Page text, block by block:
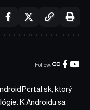
Follow:
ktorý
K Androidu sa